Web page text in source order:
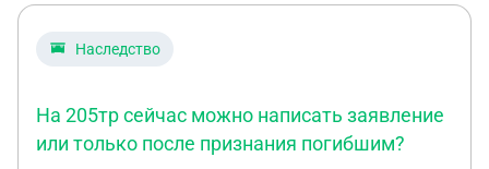
Наследство
На 205тр сейчас можно написать заявление
или только после признания погибшим?